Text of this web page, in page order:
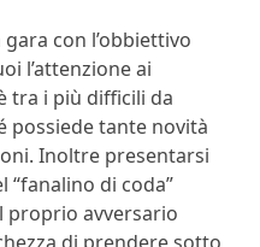
con l’obbiettivo
l’attenzione ai
tra i più difficili da
possiede tante novità
Inoltre presentarsi
“fanalino di coda”
proprio avversario